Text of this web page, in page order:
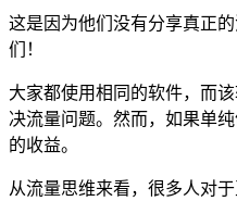
这是因为他们没有分享真正
们！
大家都使用相同的软件，而
决流量问题。然而，如果单
的收益。
从流量思维来看，很多人对